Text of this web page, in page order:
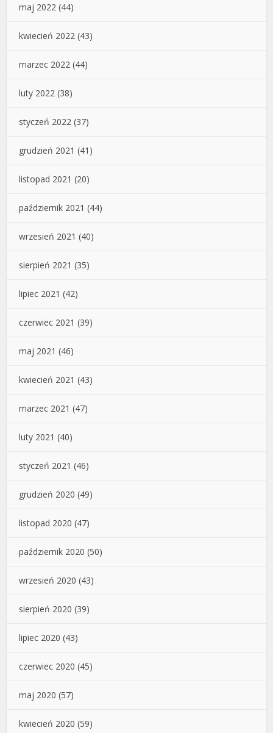
maj 2022 (44)
kwiecień 2022 (43)
marzec 2022 (44)
luty 2022 (38)
styczeń 2022 (37)
grudzień 2021 (41)
listopad 2021 (20)
październik 2021 (44)
wrzesień 2021 (40)
sierpień 2021 (35)
lipiec 2021 (42)
czerwiec 2021 (39)
maj 2021 (46)
kwiecień 2021 (43)
marzec 2021 (47)
luty 2021 (40)
styczeń 2021 (46)
grudzień 2020 (49)
listopad 2020 (47)
październik 2020 (50)
wrzesień 2020 (43)
sierpień 2020 (39)
lipiec 2020 (43)
czerwiec 2020 (45)
maj 2020 (57)
kwiecień 2020 (59)